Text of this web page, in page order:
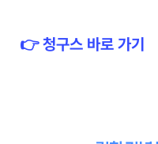
👉 청구스 바로 가기